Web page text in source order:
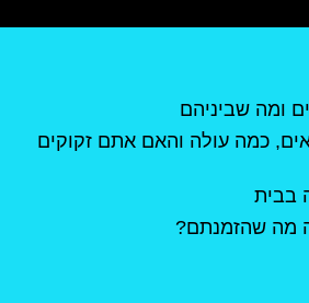
ומה שביניהם
כמה עולה והאם אתם זקוקים
בבית
מה שהזמנתם?